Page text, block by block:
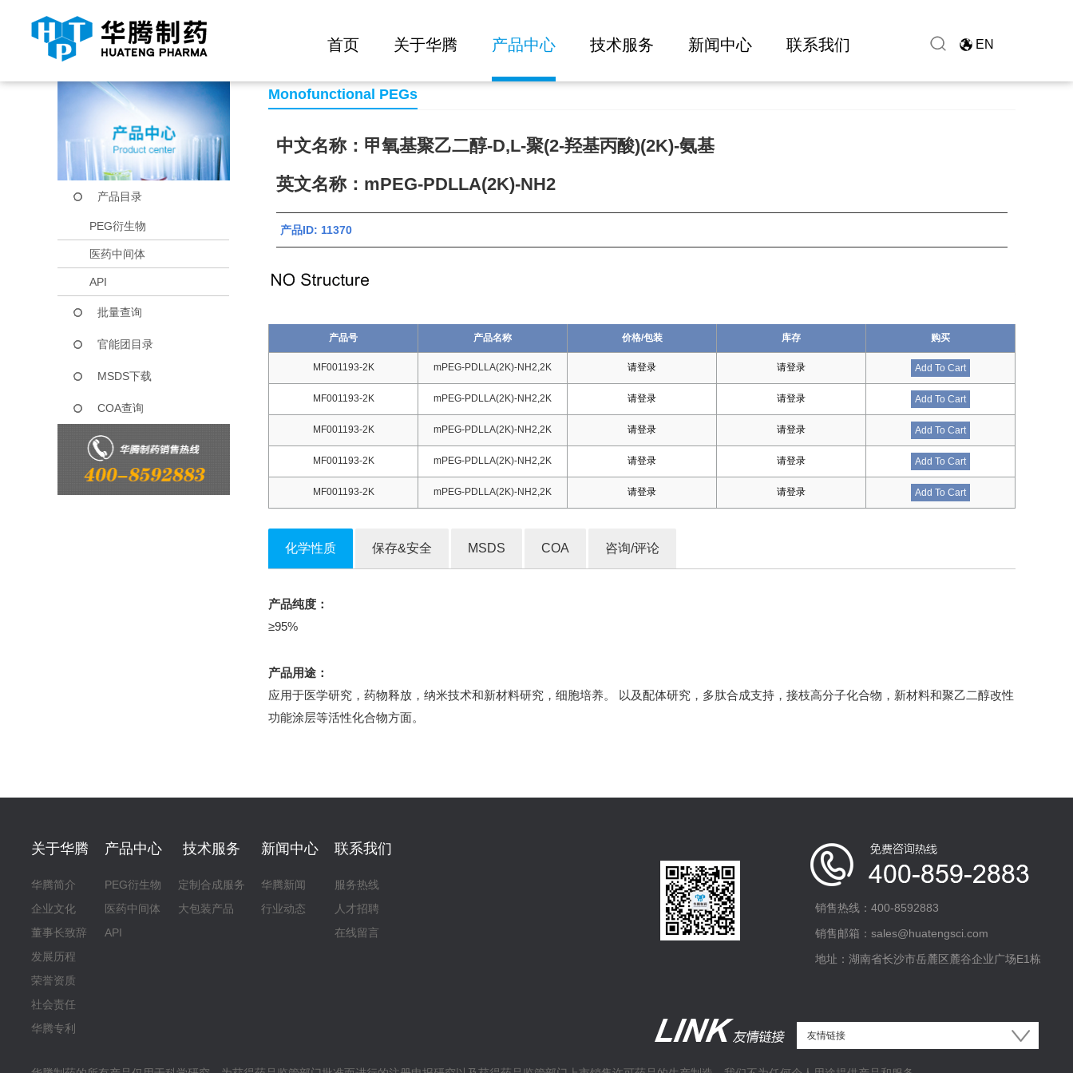
首页 关于华腾 产品中心 技术服务 新闻中心 联系我们 EN
当前位置： 首页 产品中心 mPEG-PDLLA(2K)-NH2
产品目录
PEG衍生物
医药中间体
API
批量查询
官能团目录
MSDS下载
COA查询
Monofunctional PEGs
中文名称：甲氧基聚乙二醇-D,L-聚(2-羟基丙酸)(2K)-氨基
英文名称：mPEG-PDLLA(2K)-NH2
产品ID: 11370
产品号 产品名称 价格/包装 库存 购买
MF001193-2K mPEG-PDLLA(2K)-NH2,2K 请登录 请登录 Add To Cart
MF001193-2K mPEG-PDLLA(2K)-NH2,2K 请登录 请登录 Add To Cart
MF001193-2K mPEG-PDLLA(2K)-NH2,2K 请登录 请登录 Add To Cart
MF001193-2K mPEG-PDLLA(2K)-NH2,2K 请登录 请登录 Add To Cart
MF001193-2K mPEG-PDLLA(2K)-NH2,2K 请登录 请登录 Add To Cart
化学性质 保存&安全 MSDS COA 咨询/评论
产品纯度：
≥95%
产品用途：
应用于医学研究，药物释放，纳米技术和新材料研究，细胞培养。 以及配体研究，多肽合成支持，接枝高分子化合物，新材料和聚乙二醇改性
功能涂层等活性化合物方面。
关于华腾
华腾简介
企业文化
董事长致辞
发展历程
荣誉资质
社会责任
华腾专利
产品中心
PEG衍生物
医药中间体
API
技术服务
定制合成服务
大包装产品
新闻中心
华腾新闻
行业动态
联系我们
服务热线
人才招聘
在线留言
销售热线：400-8592883
销售邮箱：sales@huatengsci.com
地址：湖南省长沙市岳麓区麓谷企业广场E1栋